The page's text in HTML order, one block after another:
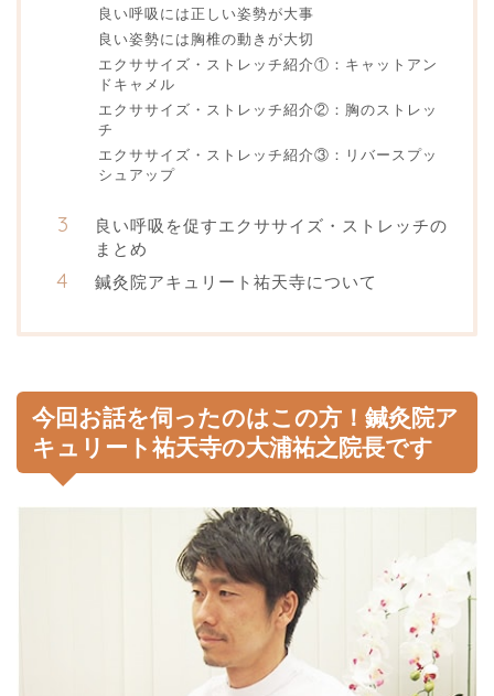
良い呼吸には正しい姿勢が大事
良い姿勢には胸椎の動きが大切
エクササイズ・ストレッチ紹介①：キャットアン
ドキャメル
エクササイズ・ストレッチ紹介②：胸のストレッ
チ
エクササイズ・ストレッチ紹介③：リバースプッ
シュアップ
良い呼吸を促すエクササイズ・ストレッチの
まとめ
鍼灸院アキュリート祐天寺について
今回お話を伺ったのはこの方！鍼灸院ア
キュリート祐天寺の大浦祐之院長です